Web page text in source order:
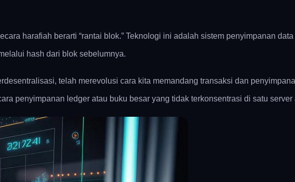
harafiah berarti “rantai blok.” Teknologi ini adalah sistem penyimpanan
hash dari blok sebelumnya.
telah merevolusi cara kita memandang transaksi dan
penyimpanan ledger atau buku besar yang tidak terkonsentrasi di satu